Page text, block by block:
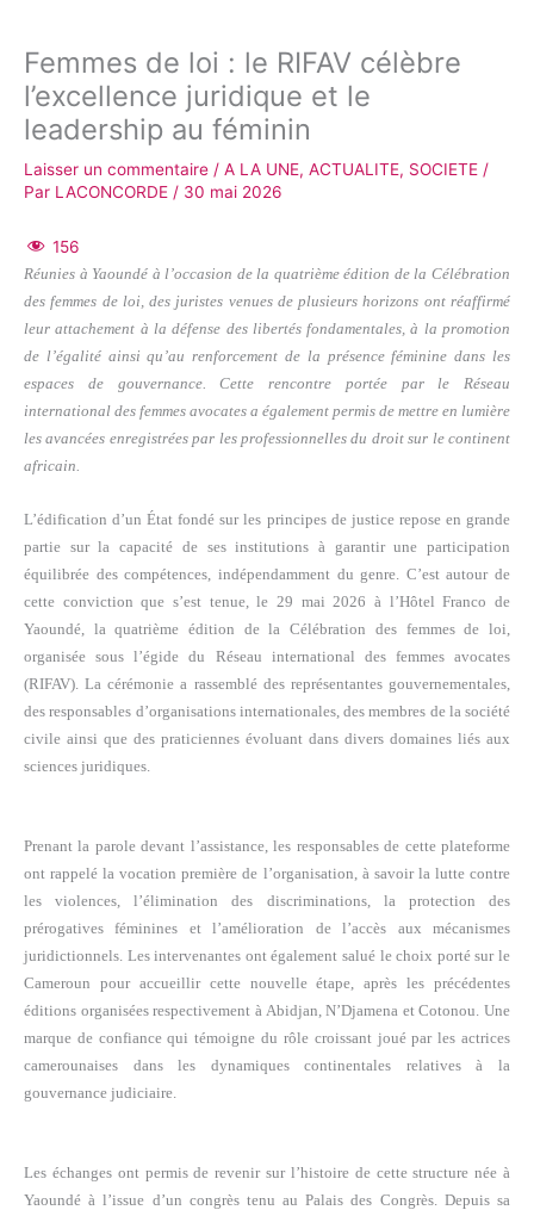
Femmes de loi : le RIFAV célèbre
l’excellence juridique et le
leadership au féminin
Laisser un commentaire / A LA UNE, ACTUALITE, SOCIETE /
Par LACONCORDE / 30 mai 2026
156
Réunies à Yaoundé à l’occasion de la quatrième édition de la Célébration
des femmes de loi, des juristes venues de plusieurs horizons ont réaffirmé
leur attachement à la défense des libertés fondamentales, à la promotion
de l’égalité ainsi qu’au renforcement de la présence féminine dans les
espaces de gouvernance. Cette rencontre portée par le Réseau
international des femmes avocates a également permis de mettre en lumière
les avancées enregistrées par les professionnelles du droit sur le continent
africain.
L’édification d’un État fondé sur les principes de justice repose en grande
partie sur la capacité de ses institutions à garantir une participation
équilibrée des compétences, indépendamment du genre. C’est autour de
cette conviction que s’est tenue, le 29 mai 2026 à l’Hôtel Franco de
Yaoundé, la quatrième édition de la Célébration des femmes de loi,
organisée sous l’égide du Réseau international des femmes avocates
(RIFAV). La cérémonie a rassemblé des représentantes gouvernementales,
des responsables d’organisations internationales, des membres de la société
civile ainsi que des praticiennes évoluant dans divers domaines liés aux
sciences juridiques.
Prenant la parole devant l’assistance, les responsables de cette plateforme
ont rappelé la vocation première de l’organisation, à savoir la lutte contre
les violences, l’élimination des discriminations, la protection des
prérogatives féminines et l’amélioration de l’accès aux mécanismes
juridictionnels. Les intervenantes ont également salué le choix porté sur le
Cameroun pour accueillir cette nouvelle étape, après les précédentes
éditions organisées respectivement à Abidjan, N’Djamena et Cotonou. Une
marque de confiance qui témoigne du rôle croissant joué par les actrices
camerounaises dans les dynamiques continentales relatives à la
gouvernance judiciaire.
Les échanges ont permis de revenir sur l’histoire de cette structure née à
Yaoundé à l’issue d’un congrès tenu au Palais des Congrès. Depuis sa